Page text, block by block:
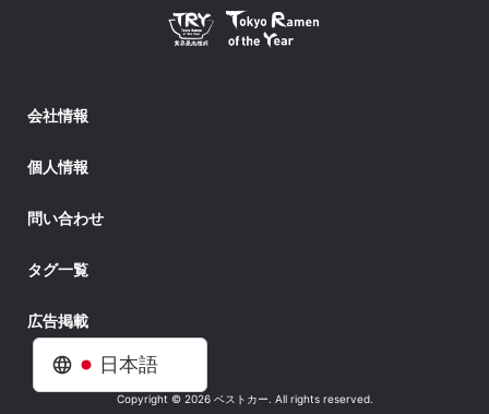
日本語
会社情報
個人情報
問い合わせ
タグ一覧
広告掲載
Copyright © 2026 ベストカー. All rights reserved.